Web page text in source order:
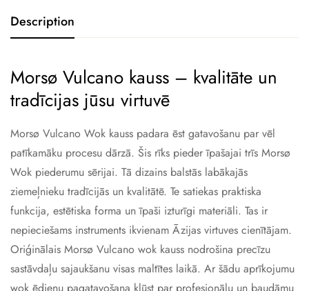
Description
Morsø Vulcano kauss – kvalitāte un
tradīcijas jūsu virtuvē
Morsø Vulcano Wok kauss padara ēst gatavošanu par vēl
patīkamāku procesu dārzā. Šis rīks pieder īpašajai trīs Morsø
Wok piederumu sērijai. Tā dizains balstās labākajās
ziemeļnieku tradīcijās un kvalitātē. Te satiekas praktiska
funkcija, estētiska forma un īpaši izturīgi materiāli. Tas ir
nepieciešams instruments ikvienam Āzijas virtuves cienītājam.
Oriģinālais Morsø Vulcano wok kauss nodrošina precīzu
sastāvdaļu sajaukšanu visas maltītes laikā. Ar šādu aprīkojumu